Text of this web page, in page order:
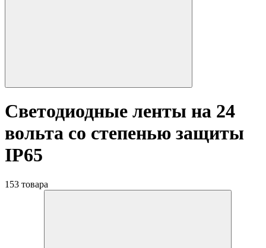
Светодиодные ленты на 24
вольта со степенью защиты
IP65
153 товара